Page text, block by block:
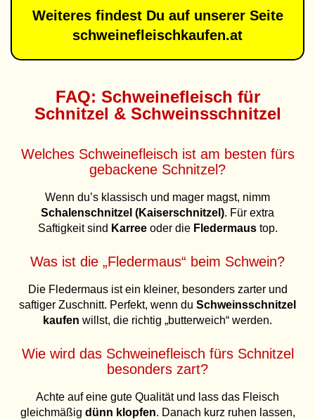
Weiteres findest Du auf unserer Seite
schweinefleischkaufen.at
FAQ: Schweinefleisch für
Schnitzel & Schweinsschnitzel
Welches Schweinefleisch ist am besten fürs
gebackene Schnitzel?
Wenn du’s klassisch und mager magst, nimm
Schalenschnitzel (Kaiserschnitzel). Für extra
Saftigkeit sind Karreeoder die Fledermaustop.
Was ist die „Fledermaus“ beim Schwein?
Die Fledermaus ist ein kleiner, besonders zarter und
saftiger Zuschnitt. Perfekt, wenn du Schweinsschnitzel
kaufen willst, die richtig „butterweich“ werden.
Wie wird das Schweinefleisch fürs Schnitzel
besonders zart?
Achte auf eine gute Qualität und lass das Fleisch
gleichmäßig dünn klopfen. Danach kurz ruhen lassen,